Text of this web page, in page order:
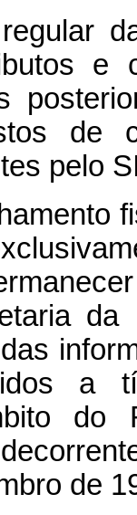
e
de
pelo
a
do
de